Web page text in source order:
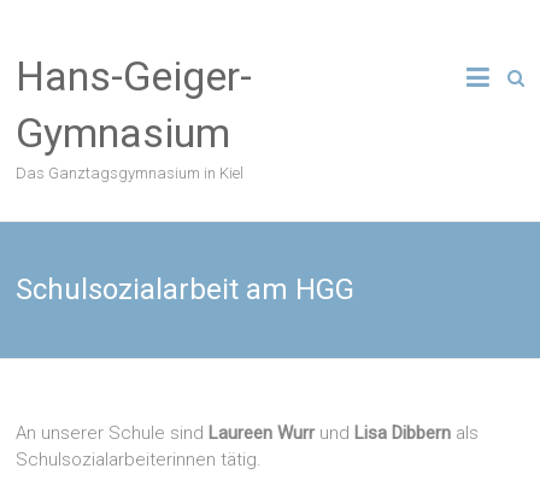
springen
Hans-Geiger-
Gymnasium
Das Ganztagsgymnasium in Kiel
Schulsozialarbeit am HGG
An unserer Schule sind Laureen Wurrund Lisa Dibbern als
Schulsozialarbeiterinnen tätig.